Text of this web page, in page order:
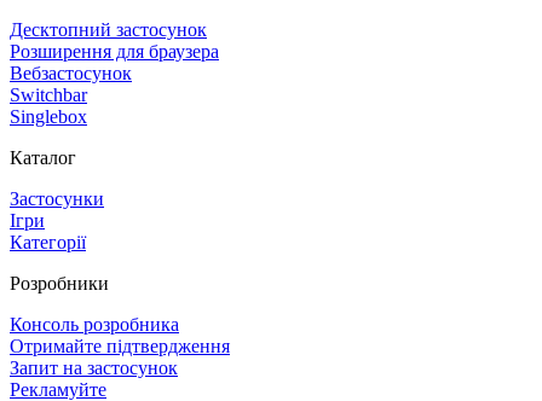
Десктопний застосунок
Розширення для браузера
Вебзастосунок
Switchbar
Singlebox
Каталог
Застосунки
Ігри
Категорії
Розробники
Консоль розробника
Отримайте підтвердження
Запит на застосунок
Рекламуйте